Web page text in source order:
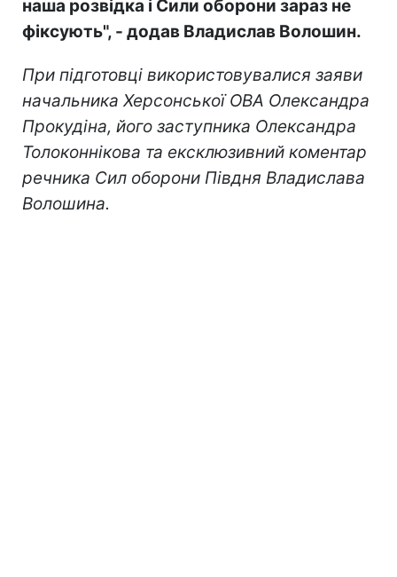
наша розвідка і Сили оборони зараз не
фіксують", - додав Владислав Волошин.
При підготовці використовувалися заяви
начальника Херсонської ОВА Олександра
Прокудіна, його заступника Олександра
Толоконнікова та ексклюзивний коментар
речника Сил оборони Півдня Владислава
Волошина.